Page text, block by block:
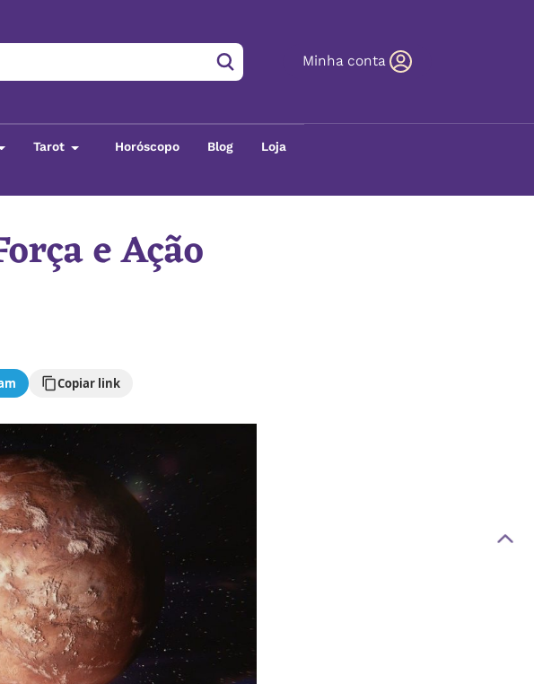
Minha conta
Tarot Horóscopo Blog Loja
e Ação
Copiar link